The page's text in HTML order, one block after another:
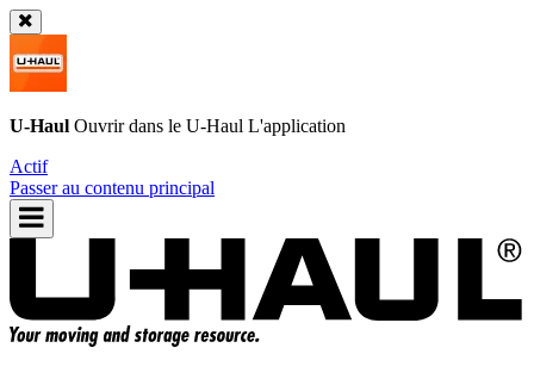
U-Haul Ouvrir dans le U-Haul L'application
Actif
Passer au contenu principal